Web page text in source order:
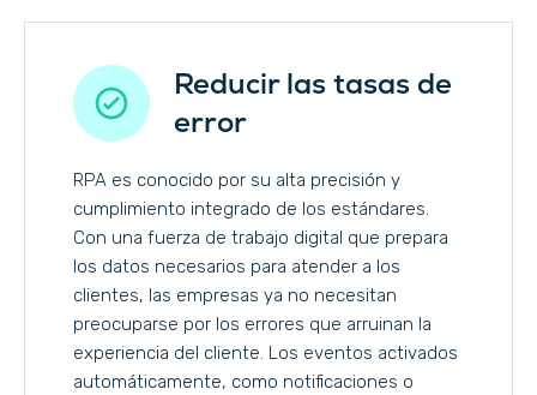
Reducir las tasas de
error
RPA es conocido por su alta precisión y
cumplimiento integrado de los estándares.
Con una fuerza de trabajo digital que prepara
los datos necesarios para atender a los
clientes, las empresas ya no necesitan
preocuparse por los errores que arruinan la
experiencia del cliente. Los eventos activados
automáticamente, como notificaciones o